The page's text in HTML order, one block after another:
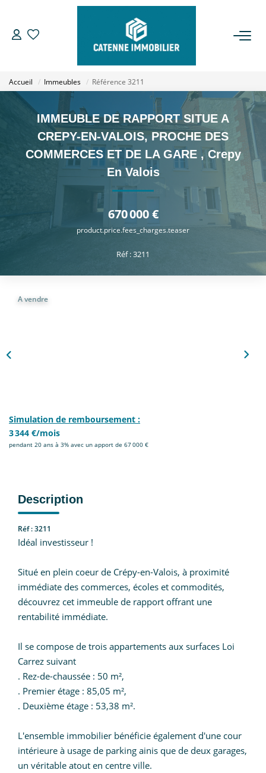
LOUER
ESTIMER
GESTION
NOTRE AGENCE
Qui Sommes Nous
Notre Équipe
Accueil Immeubles Référence 3211
IMMEUBLE DE RAPPORT SITUE A
CREPY-EN-VALOIS, PROCHE DES
COMMERCES ET DE LA GARE , Crepy
En Valois
670 000 €
product.price.fees_charges.teaser
Réf : 3211
A vendre
Simulation de remboursement :
3 344 €/mois
pendant 20 ans à 3% avec un apport de 67 000 €
Description
Réf : 3211
Idéal investisseur !
Situé en plein coeur de Crépy-en-Valois, à proximité
immédiate des commerces, écoles et commodités,
découvrez cet immeuble de rapport offrant une
rentabilité immédiate.
Il se compose de trois appartements aux surfaces Loi
Carrez suivant
. Rez-de-chaussée : 50 m²,
. Premier étage : 85,05 m²,
. Deuxième étage : 53,38 m².
L'ensemble immobilier bénéficie également d'une cour
intérieure à usage de parking ainis que de deux garages,
un véritable atout en centre ville.